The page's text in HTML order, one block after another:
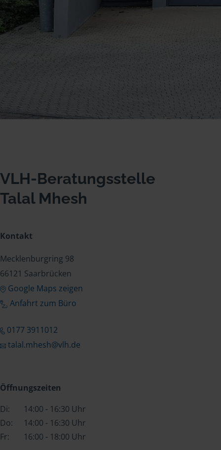
VLH-Beratungsstelle
Talal Mhesh
Kontakt
Mecklenburgring 98
66121 Saarbrücken
Google Maps zeigen
Anfahrt zum Büro
0177 3911012
talal.mhesh@vlh.de
Öffnungszeiten
Di:
14:00 - 16:30 Uhr
Do:
14:00 - 16:30 Uhr
Fr:
16:00 - 18:00 Uhr